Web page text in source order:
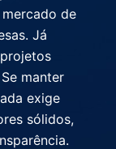
de
Já
manter
exige
sólidos,